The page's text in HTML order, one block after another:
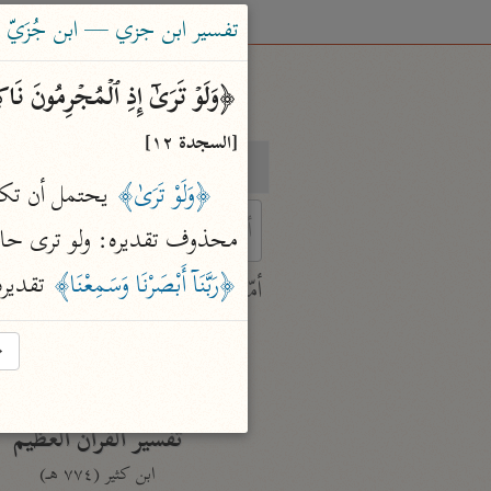
بحث تفسير
characters for results.
أمّهات
جامع البيان
تفسير القرآن العظيم
ابن كثير (٧٧٤ هـ)
تفسير ابن جزي — ابن جُزَيّ (٧٤١
﴿وَلَوۡ تَرَىٰۤ إِذِ ٱلۡمُجۡرِمُونَ
[السجدة ١٢]
﴿وَلَوْ تَرَىٰ﴾
محذوف تقديره: ولو ترى
﴿رَبَّنَآ أَبْصَرْنَا وَسَمِعْنَا﴾